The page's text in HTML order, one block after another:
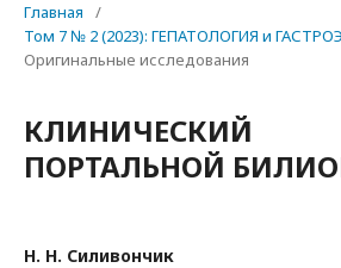
Главная /
Том 7 № 2 (2023): ГЕПАТОЛОГИЯ и
Оригинальные исследования
КЛИНИЧЕСКИЙ
ПОРТАЛЬНОЙ
Н. Н. Силивончик